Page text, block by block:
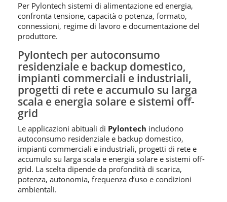
Per Pylontech sistemi di alimentazione ed energia,
confronta tensione, capacità o potenza, formato,
connessioni, regime di lavoro e documentazione del
produttore.
Pylontech per autoconsumo
residenziale e backup domestico,
impianti commerciali e industriali,
progetti di rete e accumulo su larga
scala e energia solare e sistemi off-
grid
Le applicazioni abituali di Pylontech includono
autoconsumo residenziale e backup domestico,
impianti commerciali e industriali, progetti di rete e
accumulo su larga scala e energia solare e sistemi off-
grid. La scelta dipende da profondità di scarica,
potenza, autonomia, frequenza d’uso e condizioni
ambientali.